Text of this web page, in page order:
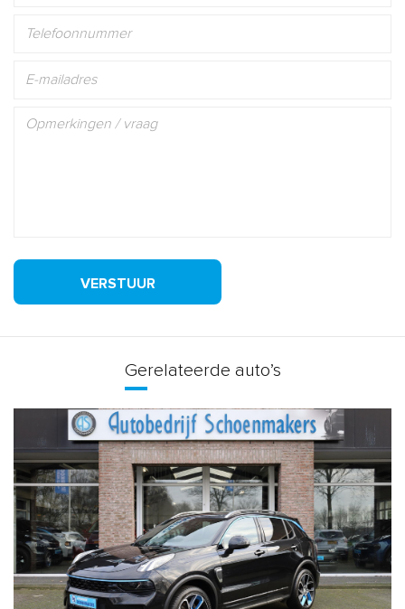
VERSTUUR
Gerelateerde auto’s